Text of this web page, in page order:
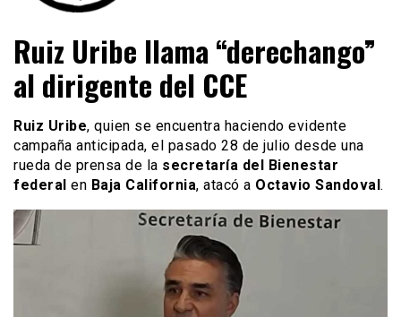
El Maldad
Viral y Youtube
Ruiz Uribe llama “derechango”
al dirigente del CCE
Ruiz Uribe, quien se encuentra haciendo evidente
campaña anticipada, el pasado 28 de julio desde una
rueda de prensa de la secretaría del Bienestar
federal en Baja California, atacó a Octavio Sandoval.